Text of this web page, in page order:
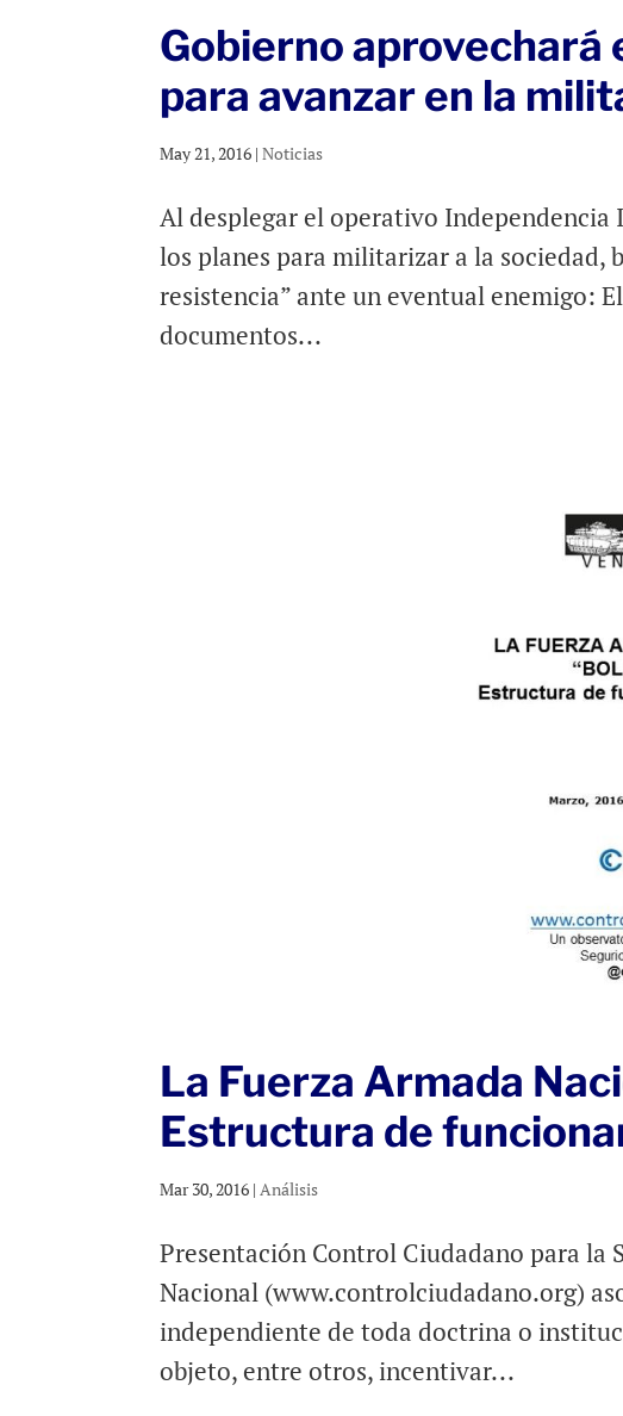
Gobierno aprovechará
para avanzar en la
May 21, 2016 |Noticias
Al desplegar el operativo
los planes para militarizar a la sociedad,
resistencia” ante un eventual enemigo:
documentos...
La Fuerza Armada
Estructura de
Mar 30, 2016 |Análisis
Presentación Control Ciudadano para la
Nacional (www.controlciudadano.org)
independiente de toda doctrina o
objeto, entre otros, incentivar...